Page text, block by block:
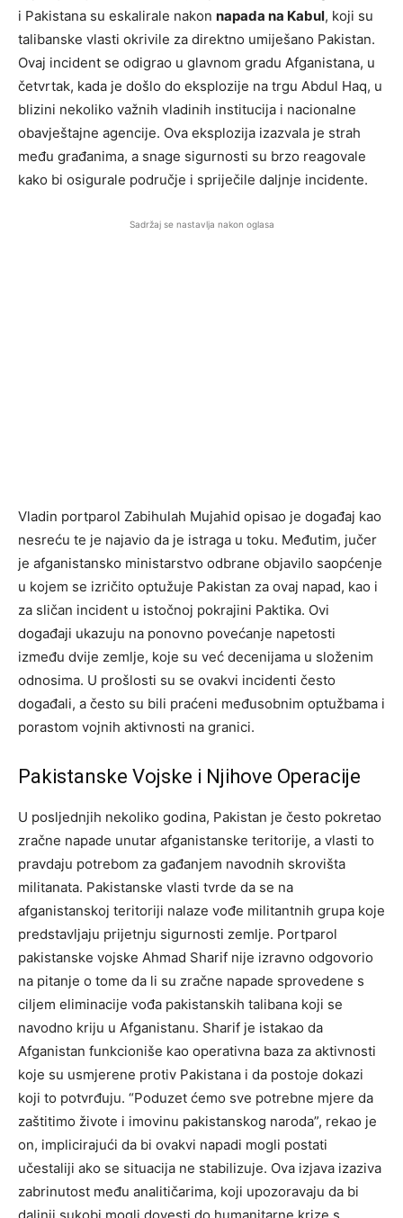
i Pakistana su eskalirale nakon napada na Kabul, koji su
talibanske vlasti okrivile za direktno umiješano Pakistan.
Ovaj incident se odigrao u glavnom gradu Afganistana, u
četvrtak, kada je došlo do eksplozije na trgu Abdul Haq, u
blizini nekoliko važnih vladinih institucija i nacionalne
obavještajne agencije. Ova eksplozija izazvala je strah
među građanima, a snage sigurnosti su brzo reagovale
kako bi osigurale područje i spriječile daljnje incidente.
Sadržaj se nastavlja nakon oglasa
Vladin portparol Zabihulah Mujahid opisao je događaj kao
nesreću te je najavio da je istraga u toku. Međutim, jučer
je afganistansko ministarstvo odbrane objavilo saopćenje
u kojem se izričito optužuje Pakistan za ovaj napad, kao i
za sličan incident u istočnoj pokrajini Paktika. Ovi
događaji ukazuju na ponovno povećanje napetosti
između dvije zemlje, koje su već decenijama u složenim
odnosima. U prošlosti su se ovakvi incidenti često
događali, a često su bili praćeni međusobnim optužbama i
porastom vojnih aktivnosti na granici.
Pakistanske Vojske i Njihove Operacije
U posljednjih nekoliko godina, Pakistan je često pokretao
zračne napade unutar afganistanske teritorije, a vlasti to
pravdaju potrebom za gađanjem navodnih skrovišta
militanata. Pakistanske vlasti tvrde da se na
afganistanskoj teritoriji nalaze vođe militantnih grupa koje
predstavljaju prijetnju sigurnosti zemlje. Portparol
pakistanske vojske Ahmad Sharif nije izravno odgovorio
na pitanje o tome da li su zračne napade sprovedene s
ciljem eliminacije vođa pakistanskih talibana koji se
navodno kriju u Afganistanu. Sharif je istakao da
Afganistan funkcioniše kao operativna baza za aktivnosti
koje su usmjerene protiv Pakistana i da postoje dokazi
koji to potvrđuju. “Poduzet ćemo sve potrebne mjere da
zaštitimo živote i imovinu pakistanskog naroda”, rekao je
on, implicirajući da bi ovakvi napadi mogli postati
učestaliji ako se situacija ne stabilizuje. Ova izjava izaziva
zabrinutost među analitičarima, koji upozoravaju da bi